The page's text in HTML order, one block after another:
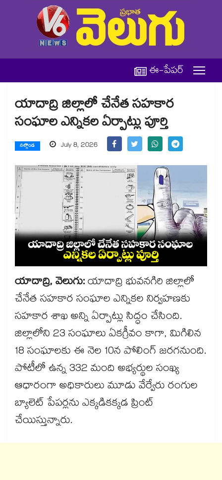
ఈ-పేపర్
యాదాద్రి జిల్లాలో చేనేత సహకార
సంఘాల ఎన్నికల ఏర్పాట్లు పూర్తి
నల్గొండ July 8, 2026
యాదాద్రి, వెలుగు:యాదాద్రి భువనగిరి జిల్లాలో
చేనేత సహకార సంఘాల ఎన్నికల నిర్వహణకు
సహకార శాఖ అన్ని ఏర్పాట్లు సిద్ధం చేసింది.
జిల్లాలోని 23 సంఘాలు ఏకగ్రీవం కాగా, మిగిలిన
18 సంఘాలకు ఈ నెల 10న పోలింగ్ జరగనుంది.
పోటీలో ఉన్న 332 మంది అభ్యర్థుల సంఖ్య
ఆధారంగా అధికారులు మూడు వేర్వేరు రంగుల
బ్యాలెట్ పేపర్లను ఎక్కడికక్కడ ప్రింట్
చేయిస్తున్నారు.